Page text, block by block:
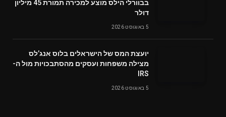
‬דולר
5 באוגוסט 2026
‬מצילה‭ ‬משפחות‭ ‬ועסקים‭ ‬מהסתבכויות‭ ‬מול‭ ‬ה-
IRS
5 באוגוסט 2026